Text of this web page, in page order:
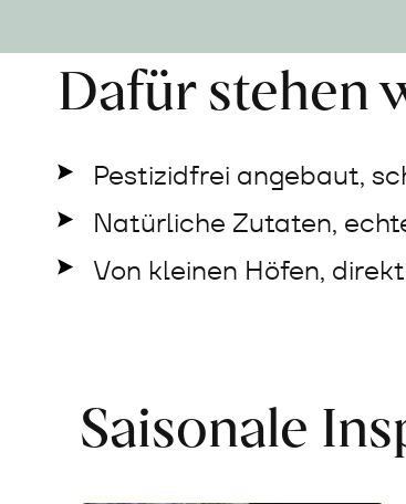
Dafür stehen
Pestizidfrei angebaut,
Natürliche Zutaten,
Von kleinen Höfen,
Saisonale